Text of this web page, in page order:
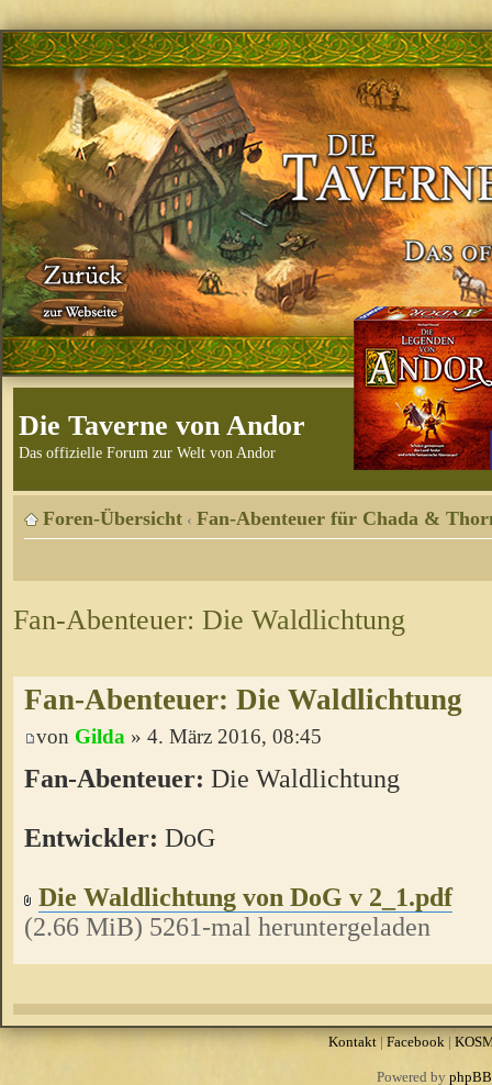
Die Taverne von Andor
Das offizielle Forum zur Welt von Andor
Foren-Übersicht ‹ Fan-Abenteuer für Chada &
Fan-Abenteuer: Die Waldlichtung
Fan-Abenteuer: Die Waldlichtung
von Gilda » 4. März 2016, 08:45
Fan-Abenteuer: Die Waldlichtung
Entwickler: DoG
Die Waldlichtung von DoG v 2_1.pdf
(2.66 MiB) 5261-mal heruntergeladen
Kontakt| Facebook|
Powered by phpBB